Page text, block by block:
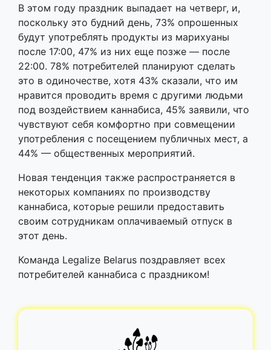
В этом году праздник выпадает на четверг, и,
поскольку это будний день, 73% опрошенных
будут употреблять продукты из марихуаны
после 17:00, 47% из них еще позже — после
22:00. 78% потребителей планируют сделать
это в одиночестве, хотя 43% сказали, что им
нравится проводить время с другими людьми
под воздействием каннабиса, 45% заявили, что
чувствуют себя комфортно при совмещении
употребления с посещением публичных мест, а
44% — общественных мероприятий.
Новая тенденция также распространяется в
некоторых компаниях по производству
каннабиса, которые решили предоставить
своим сотрудникам оплачиваемый отпуск в
этот день.
Команда Legalize Belarus поздравляет всех
потребителей каннабиса с праздником!